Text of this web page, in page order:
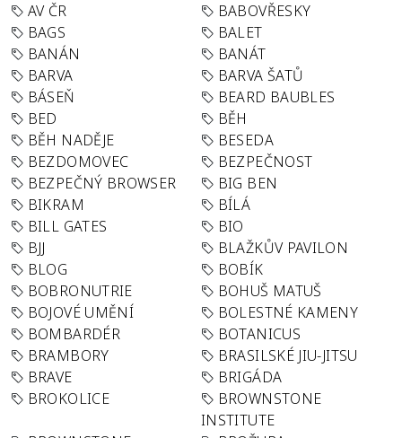
AV ČR
BABOVŘESKY
BAGS
BALET
BANÁN
BANÁT
BARVA
BARVA ŠATŮ
BÁSEŇ
BEARD BAUBLES
BED
BĚH
BĚH NADĚJE
BESEDA
BEZDOMOVEC
BEZPEČNOST
BEZPEČNÝ BROWSER
BIG BEN
BIKRAM
BÍLÁ
BILL GATES
BIO
BJJ
BLAŽKŮV PAVILON
BLOG
BOBÍK
BOBRONUTRIE
BOHUŠ MATUŠ
BOJOVÉ UMĚNÍ
BOLESTNÉ KAMENY
BOMBARDÉR
BOTANICUS
BRAMBORY
BRASILSKÉ JIU-JITSU
BRAVE
BRIGÁDA
BROKOLICE
BROWNSTONE
INSTITUTE